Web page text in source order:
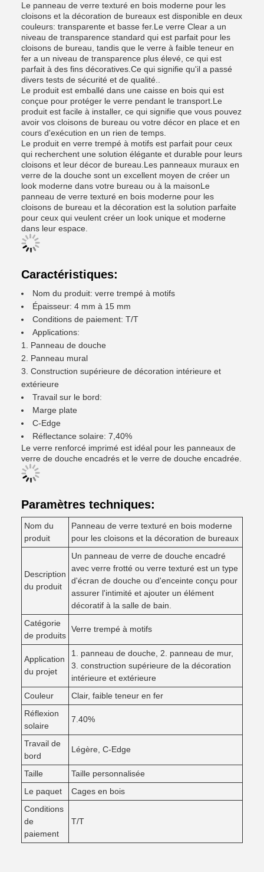
Le panneau de verre texturé en bois moderne pour les
cloisons et la décoration de bureaux est disponible en deux
couleurs: transparente et basse fer.Le verre Clear a un
niveau de transparence standard qui est parfait pour les
cloisons de bureau, tandis que le verre à faible teneur en
fer a un niveau de transparence plus élevé, ce qui est
parfait à des fins décoratives.Ce qui signifie qu'il a passé
divers tests de sécurité et de qualité..
Le produit est emballé dans une caisse en bois qui est
conçue pour protéger le verre pendant le transport.Le
produit est facile à installer, ce qui signifie que vous pouvez
avoir vos cloisons de bureau ou votre décor en place et en
cours d'exécution en un rien de temps.
Le produit en verre trempé à motifs est parfait pour ceux
qui recherchent une solution élégante et durable pour leurs
cloisons et leur décor de bureau.Les panneaux muraux en
verre de la douche sont un excellent moyen de créer un
look moderne dans votre bureau ou à la maisonLe
panneau de verre texturé en bois moderne pour les
cloisons de bureau et la décoration est la solution parfaite
pour ceux qui veulent créer un look unique et moderne
dans leur espace.
Caractéristiques:
Nom du produit: verre trempé à motifs
Épaisseur: 4 mm à 15 mm
Conditions de paiement: T/T
Applications:
Panneau de douche
Panneau mural
Construction supérieure de décoration intérieure et
extérieure
Travail sur le bord:
Marge plate
C-Edge
Réflectance solaire: 7,40%
Le verre renforcé imprimé est idéal pour les panneaux de
verre de douche encadrés et le verre de douche encadrée.
Paramètres techniques:
Nom du
produit
Panneau de verre texturé en bois moderne
pour les cloisons et la décoration de bureaux
Description
du produit
Un panneau de verre de douche encadré
avec verre frotté ou verre texturé est un type
d'écran de douche ou d'enceinte conçu pour
assurer l'intimité et ajouter un élément
décoratif à la salle de bain.
Catégorie
de produits
Verre trempé à motifs
Application
du projet
1. panneau de douche, 2. panneau de mur,
3. construction supérieure de la décoration
intérieure et extérieure
Couleur
Clair, faible teneur en fer
Réflexion
solaire
7.40%
Travail de
bord
Légère, C-Edge
Taille
Taille personnalisée
Le paquet
Cages en bois
Conditions
de
paiement
T/T